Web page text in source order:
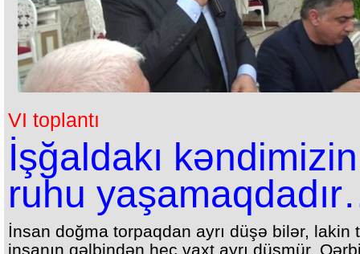
VI toplantı
İşğaldakı kəndimizin
ruhu
İnsan doğma torpaqdan ayrı düşə bilər, lakin
insanın qəlbindən heç vaxt ayrı düşmür.